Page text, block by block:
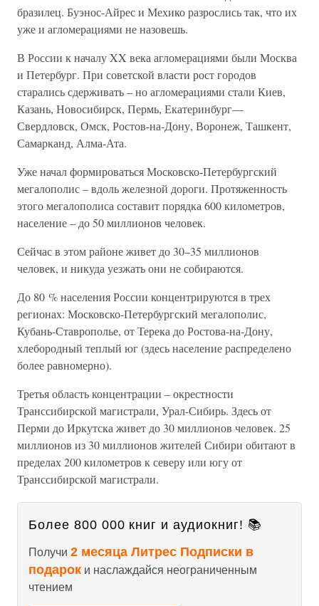
бразилец. Буэнос-Айрес и Мехико разрослись так, что их
уже и агломерациями не назовешь.
В России к началу XX века агломерациями были Москва
и Петербург. При советской власти рост городов
старались сдерживать – но агломерациями стали Киев,
Казань, Новосибирск, Пермь, Екатеринбург—
Свердловск, Омск, Ростов-на-Дону, Воронеж, Ташкент,
Самарканд, Алма-Ата.
Уже начал формироваться Московско-Петербургский
мегалополис – вдоль железной дороги. Протяженность
этого мегалополиса составит порядка 600 километров,
население – до 50 миллионов человек.
Сейчас в этом районе живет до 30–35 миллионов
человек, и никуда уезжать они не собираются.
До 80 % населения России концентрируются в трех
регионах: Московско-Петербургский мегалополис,
Кубань-Ставрополье, от Терека до Ростова-на-Дону,
хлебородный теплый юг (здесь население распределено
более равномерно).
Третья область концентрации – окрестности
Транссибирской магистрали, Урал-Сибирь. Здесь от
Перми до Иркутска живет до 30 миллионов человек. 25
миллионов из 30 миллионов жителей Сибири обитают в
пределах 200 километров к северу или югу от
Транссибирской магистрали.
Более 800 000 книг и аудиокниг! 📚
Получи 2 месяца Литрес Подписки в
подарок и наслаждайся неограниченным
чтением